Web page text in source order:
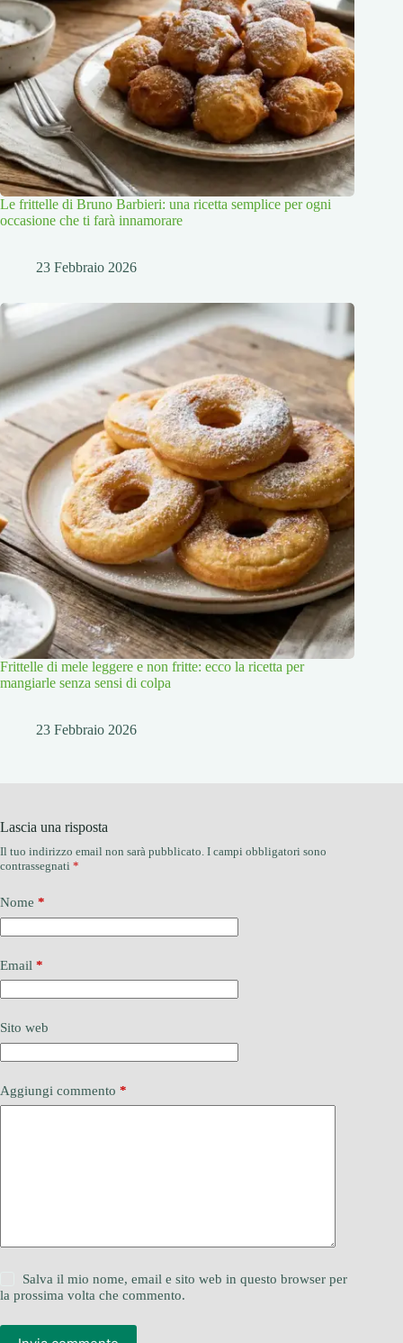
Le frittelle di Bruno Barbieri: una ricetta semplice per ogni
occasione che ti farà innamorare
23 Febbraio 2026
Frittelle di mele leggere e non fritte: ecco la ricetta per
mangiarle senza sensi di colpa
23 Febbraio 2026
Lascia una risposta
Il tuo indirizzo email non sarà pubblicato. I campi obbligatori sono
contrassegnati *
Nome *
Email *
Sito web
Aggiungi commento *
Salva il mio nome, email e sito web in questo browser per
la prossima volta che commento.